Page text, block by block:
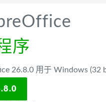
序
26.8.0 用于 Windows (32